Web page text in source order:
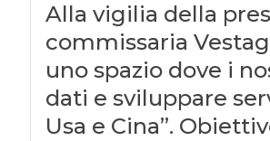
Alla vigilia della
commissaria
uno spazio dove i
dati e sviluppare
Usa e Cina”.